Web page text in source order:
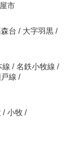
市
台 / 大字羽黒 /
線 / 名鉄小牧線 /
線 /
/ 小牧 /